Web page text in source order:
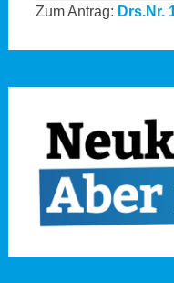
Zum Antrag: Drs.Nr.